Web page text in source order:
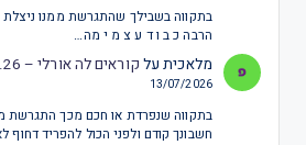
בתקווה בשבילך שהתגרשת ממנו ניצלת
הרבה כ ב ו ד ע צ מ י מה…
מלאכיתעל קוראים לה אורלי – 9.5.26
13/07/2026
בתקווה שנפרדת או חכם מכך התגרשת
חשבונך קודם ולפני הכול להפריד דחוף